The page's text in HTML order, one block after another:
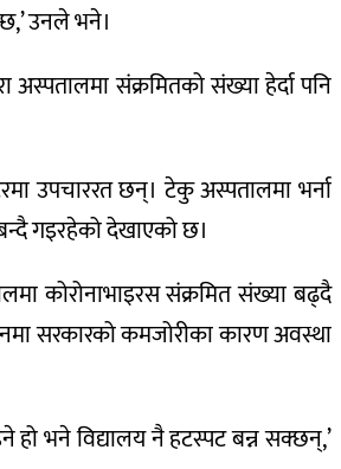
उनले भने।
संक्रमितको संख्या हेर्दा पनि
उपचाररत छन्। टेकु अस्पतालमा भर्ना
गइरहेको देखाएको छ।
कोरोनाभाइरस संक्रमित संख्या बढ्दै
सरकारको कमजोरीका कारण अवस्था
हो भने विद्यालय नै हटस्पट बन्न सक्छन्,’